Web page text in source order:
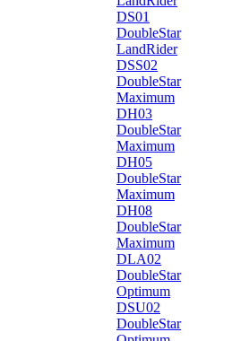
DS01
DoubleStar
LandRider
DSS02
DoubleStar
Maximum
DH03
DoubleStar
Maximum
DH05
DoubleStar
Maximum
DH08
DoubleStar
Maximum
DLA02
DoubleStar
Optimum
DSU02
DoubleStar